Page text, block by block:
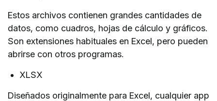
Estos archivos contienen grandes cantidades de
datos, como cuadros, hojas de cálculo y gráficos.
Son extensiones habituales en Excel, pero pueden
abrirse con otros programas.
XLSX
Diseñados originalmente para Excel, cualquier app